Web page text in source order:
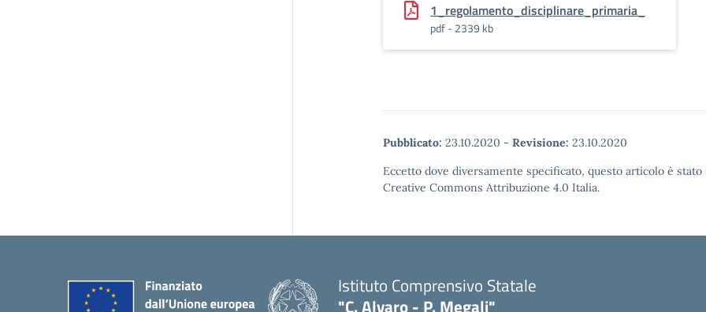
1_regolamento_disciplinare_primaria_
pdf - 2339 kb
Pubblicato: 23.10.2020 - Revisione: 23.10.2020
Eccetto dove diversamente specificato, questo articolo è
Creative Commons Attribuzione 4.0 Italia.
Istituto Comprensivo Statale
"C. Alvaro - P. Megali"